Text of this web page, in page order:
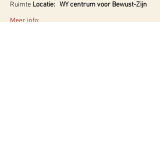
Ruimte Locatie:   WY centrum voor Bewust-Zijn
Meer info: